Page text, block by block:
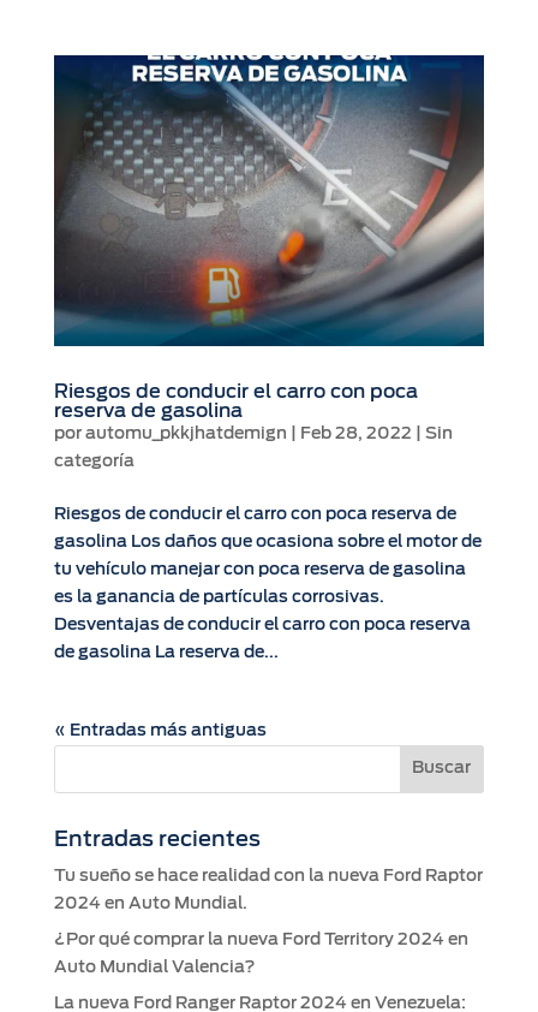
Riesgos de conducir el carro con poca
reserva de gasolina
por automu_pkkjhatdemign Feb 28, 2022
Sin
categoría
Riesgos de conducir el carro con poca reserva de
gasolina Los daños que ocasiona sobre el motor de
tu vehículo manejar con poca reserva de gasolina
es la ganancia de partículas corrosivas.
Desventajas de conducir el carro con poca reserva
de gasolina La reserva de...
« Entradas más antiguas
Entradas recientes
Tu sueño se hace realidad con la nueva Ford Raptor
2024 en Auto Mundial.
¿Por qué comprar la nueva Ford Territory 2024 en
Auto Mundial Valencia?
La nueva Ford Ranger Raptor 2024 en Venezuela: